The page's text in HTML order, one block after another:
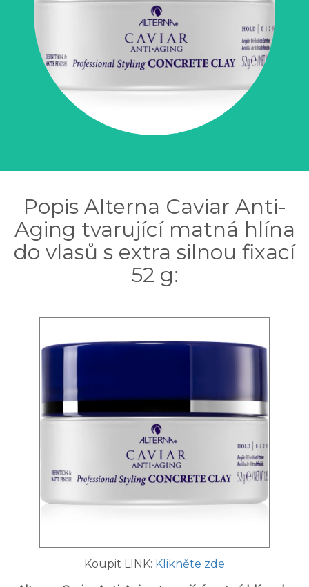
Popis Alterna Caviar Anti-
Aging tvarující matná hlína
do vlasů s extra silnou fixací
52 g:
Koupit LINK: Klikněte zde